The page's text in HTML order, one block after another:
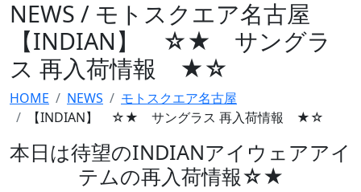
NEWS / モトスクエア名古屋
【INDIAN】 ☆★ サングラ
ス 再入荷情報 ★☆
HOME NEWS
モトスクエア名古屋
【INDIAN】 ☆★ サングラス 再入荷情報 ★☆
本日は待望のINDIANアイウェアアイ
テムの再入荷情報☆★